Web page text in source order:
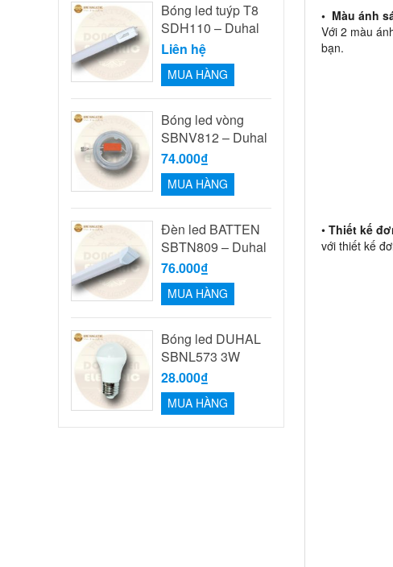
• Màu ánh
Với 2 màu
bạn.
• Thiết kế
với thiết kế
Bóng led tuýp T8
SDH110 – Duhal
Liên hệ
MUA HÀNG
Bóng led vòng
SBNV812 – Duhal
74.000₫
MUA HÀNG
Đèn led BATTEN
SBTN809 – Duhal
76.000₫
MUA HÀNG
Bóng led DUHAL
SBNL573 3W
28.000₫
MUA HÀNG